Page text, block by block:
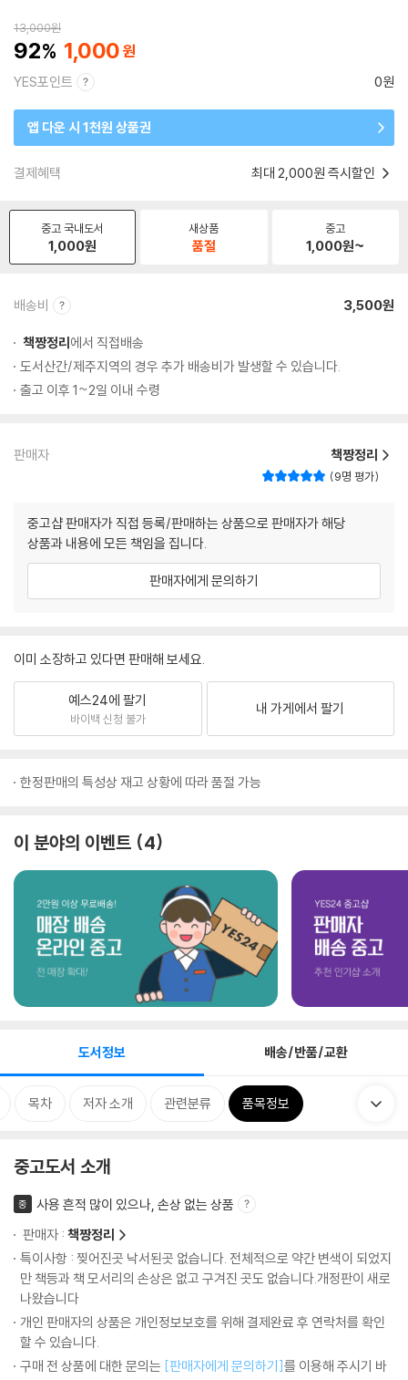
13,000원
92 1,000
YES포인트 0원
앱 다운 시 1천원 상품권
결제혜택 최대 2,000원 즉시할인
중고 국내도서
1,000원
새상품
품절
중고
1,000원~
배송비 3,500원
책짱정리에서 직접배송
도서산간/제주지역의 경우 추가 배송비가 발생할 수 있습니다.
출고 이후 1~2일 이내 수령
판매자 책짱정리
9명 평가
중고샵 판매자가 직접 등록/판매하는 상품으로 판매자가 해당
상품과 내용에 모든 책임을 집니다.
판매자에게 문의하기
이미 소장하고 있다면 판매해 보세요.
예스24에 팔기
바이백 신청 불가
내 가게에서 팔기
한정판매의 특성상 재고 상황에 따라 품절 가능
이 분야의 이벤트 4
도서정보 배송/반품/교환
목차 저자 소개 관련분류 품목정보
중고도서 소개
중
사용 흔적 많이 있으나, 손상 없는 상품
판매자 : 책짱정리
특이사항 : 찢어진곳 낙서된곳 없습니다. 전체적으로 약간 변색이 되었지
만 책등과 책 모서리의 손상은 없고 구겨진 곳도 없습니다.개정판이 새로
나왔습니다
개인 판매자의 상품은 개인정보보호를 위해 결제완료 후 연락처를 확인
할 수 있습니다.
구매 전 상품에 대한 문의는 [판매자에게 문의하기]를 이용해 주시기 바